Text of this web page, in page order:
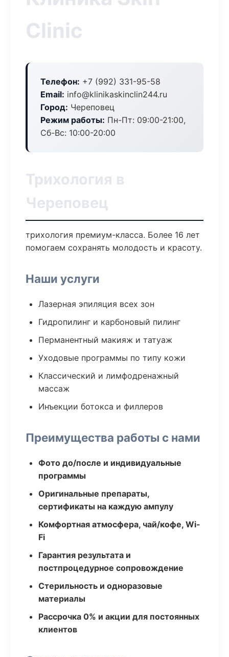
Clinic
Телефон: +7 (992) 331-95-58
Email: info@klinikaskinclin244.ru
Город: Череповец
Режим работы: Пн-Пт: 09:00-21:00,
Сб-Вс: 10:00-20:00
Трихология в
Череповец
трихология премиум-класса. Более 16 лет
помогаем сохранять молодость и красоту.
Наши услуги
Лазерная эпиляция всех зон
Гидропилинг и карбоновый пилинг
Перманентный макияж и татуаж
Уходовые программы по типу кожи
Классический и лимфодренажный
массаж
Инъекции ботокса и филлеров
Преимущества работы с нами
Фото до/после и индивидуальные
программы
Оригинальные препараты,
сертификаты на каждую ампулу
Комфортная атмосфера, чай/кофе, Wi-
Fi
Гарантия результата и
постпроцедурное сопровождение
Стерильность и одноразовые
материалы
Рассрочка 0% и акции для постоянных
клиентов